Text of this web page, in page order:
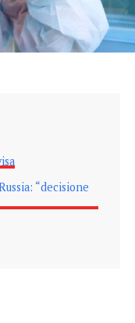
“decisione